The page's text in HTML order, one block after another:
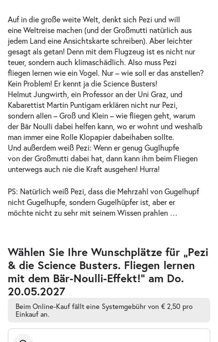
Auf in die große weite Welt, denkt sich Pezi und will
eine Weltreise machen (und der Großmutti natürlich aus
jedem Land eine Ansichtskarte schreiben). Aber leichter
gesagt als getan! Denn mit dem Flugzeug ist es nicht nur
teuer, sondern auch klimaschädlich. Also muss Pezi
fliegen lernen wie ein Vogel. Nur – wie soll er das anstellen?
Kein Problem! Er kennt ja die Science Busters!
Helmut Jungwirth, ein Professor an der Uni Graz, und
Kabarettist Martin Puntigam erklären nicht nur Pezi,
sondern allen – Groß und Klein – wie fliegen geht, warum
der Bär Noulli dabei helfen kann, wo er wohnt und weshalb
man immer eine Rolle Klopapier dabeihaben sollte.
Und außerdem weiß Pezi: Wenn er genug Guglhupfe
von der Großmutti dabei hat, dann kann ihm beim Fliegen
unterwegs auch nie die Kraft ausgehen! Hurra!
PS: Natürlich weiß Pezi, dass die Mehrzahl von Gugelhupf
nicht Gugelhupfe, sondern Gugelhüpfer ist, aber er
möchte nicht zu sehr mit seinem Wissen prahlen …
Wählen Sie Ihre Wunschplätze für „Pezi
& die Science Busters. Fliegen lernen
mit dem Bär-Noulli-Effekt!” am Do.
20.05.2027
Beim Online-Kauf fällt eine Systemgebühr von € 2,50 pro
Einkauf an.
Zur
barrierefreien
automatischen
Bestplatzwahl